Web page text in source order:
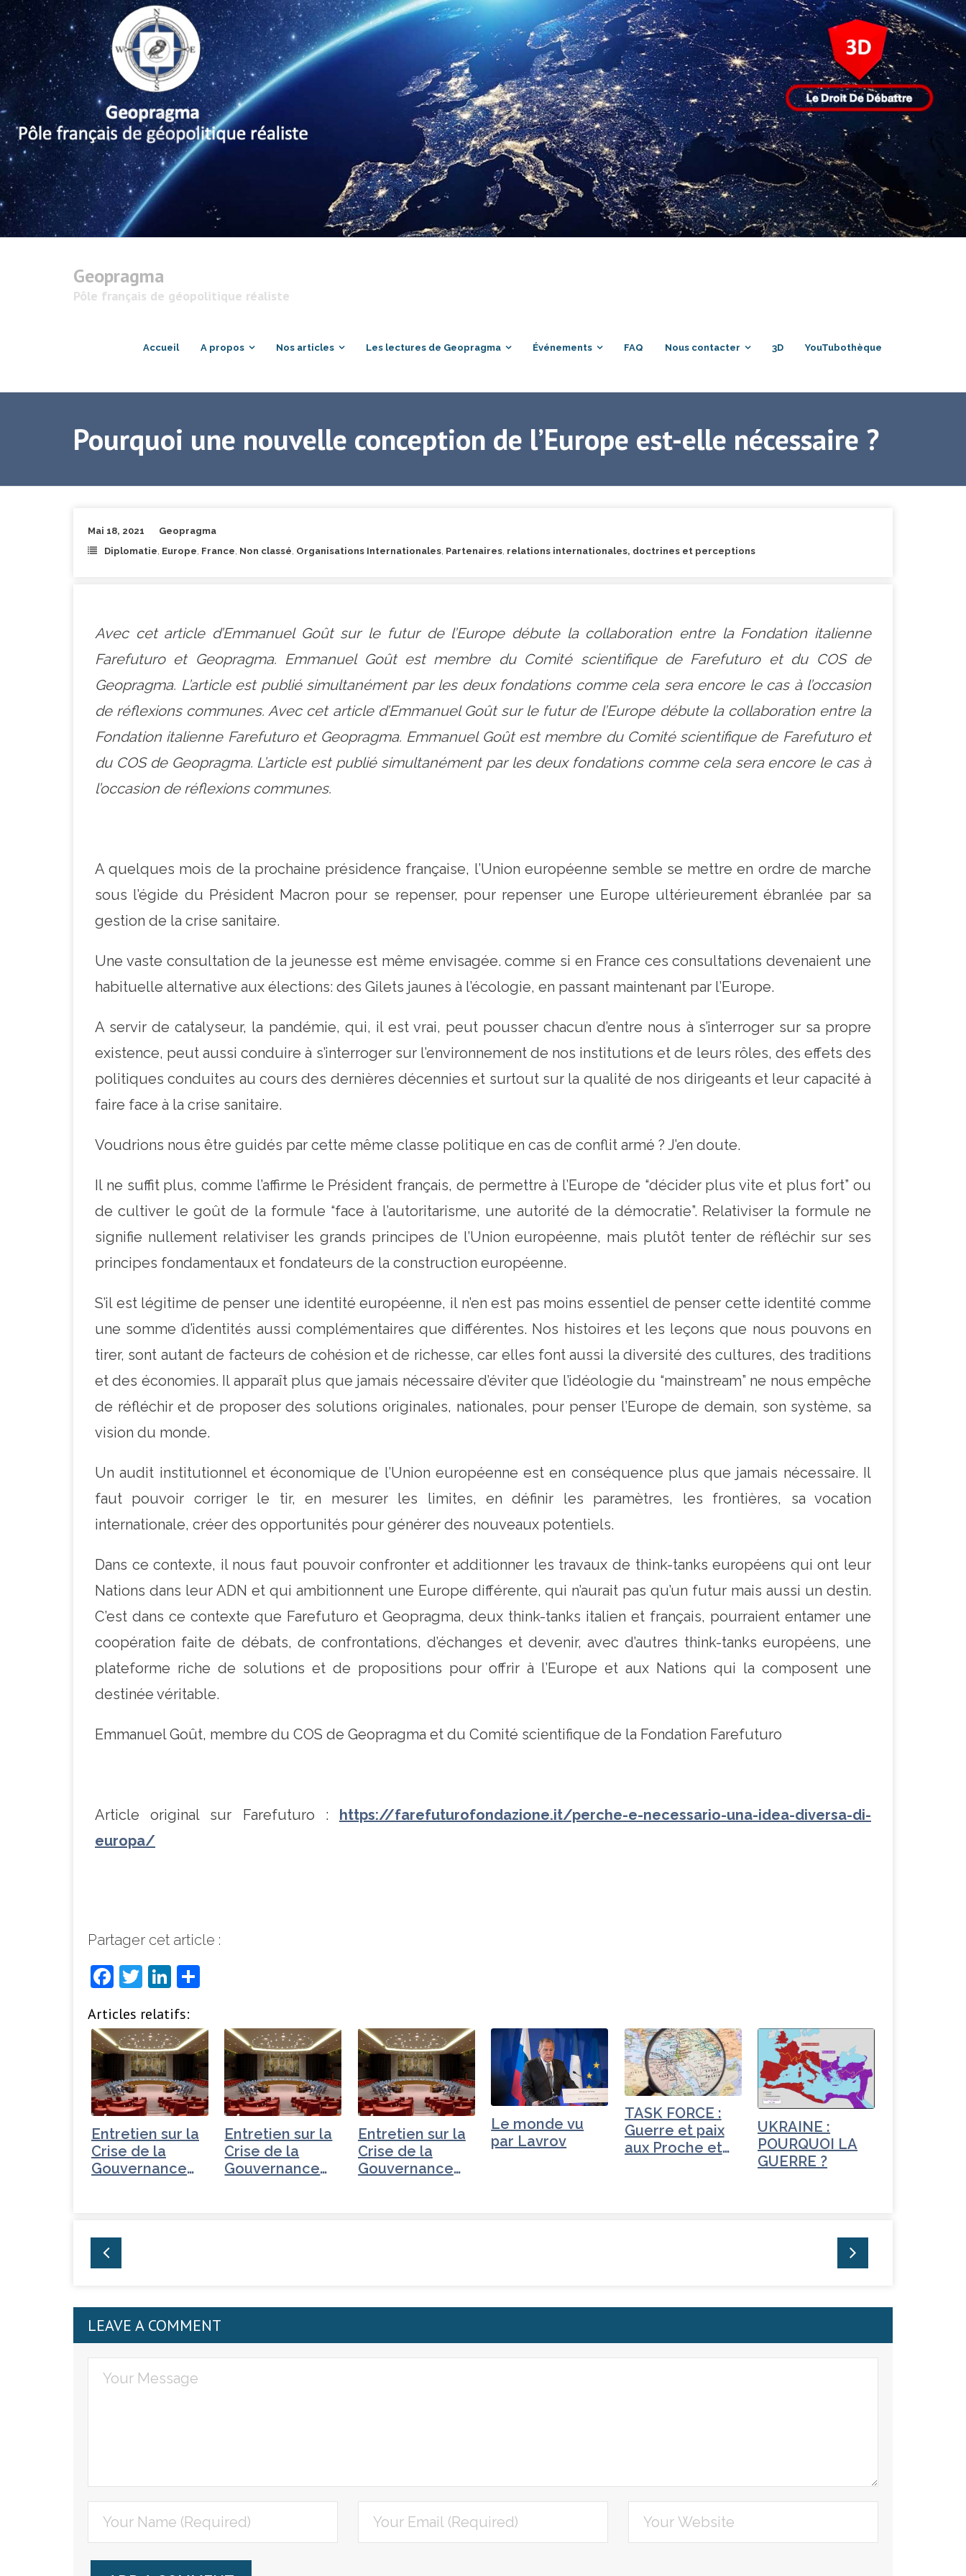
Geopragma
Pôle français de géopolitique réaliste
Accueil A propos Nos articles Les lectures de Geopragma Événements FAQ Nous contacter 3D YouTubothèque
Pourquoi une nouvelle conception de l’Europe est-elle nécessaire ?
Mai 18, 2021
Geopragma
Diplomatie Europe France Non classé Organisations Internationales Partenaires relations internationales, doctrines et perceptions
Avec cet article d’Emmanuel Goût sur le futur de l’Europe débute la collaboration entre la Fondation italienne
Farefuturo et Geopragma. Emmanuel Goût est membre du Comité scientifique de Farefuturo et du COS de
Geopragma. L’article est publié simultanément par les deux fondations comme cela sera encore le cas à l’occasion
de réflexions communes. Avec cet article d’Emmanuel Goût sur le futur de l’Europe débute la collaboration entre la
Fondation italienne Farefuturo et Geopragma. Emmanuel Goût est membre du Comité scientifique de Farefuturo et
du COS de Geopragma. L’article est publié simultanément par les deux fondations comme cela sera encore le cas à
l’occasion de réflexions communes.
A quelques mois de la prochaine présidence française, l’Union européenne semble se mettre en ordre de marche
sous l’égide du Président Macron pour se repenser, pour repenser une Europe ultérieurement ébranlée par sa
gestion de la crise sanitaire.
Une vaste consultation de la jeunesse est même envisagée. comme si en France ces consultations devenaient une
habituelle alternative aux élections: des Gilets jaunes à l’écologie, en passant maintenant par l’Europe.
A servir de catalyseur, la pandémie, qui, il est vrai, peut pousser chacun d’entre nous à s’interroger sur sa propre
existence, peut aussi conduire à s’interroger sur l’environnement de nos institutions et de leurs rôles, des effets des
politiques conduites au cours des dernières décennies et surtout sur la qualité de nos dirigeants et leur capacité à
faire face à la crise sanitaire.
Voudrions nous être guidés par cette même classe politique en cas de conflit armé ? J’en doute.
Il ne suffit plus, comme l’affirme le Président français, de permettre à l’Europe de “décider plus vite et plus fort” ou
de cultiver le goût de la formule “face à l’autoritarisme, une autorité de la démocratie”. Relativiser la formule ne
signifie nullement relativiser les grands principes de l’Union européenne, mais plutôt tenter de réfléchir sur ses
principes fondamentaux et fondateurs de la construction européenne.
S’il est légitime de penser une identité européenne, il n’en est pas moins essentiel de penser cette identité comme
une somme d’identités aussi complémentaires que différentes. Nos histoires et les leçons que nous pouvons en
tirer, sont autant de facteurs de cohésion et de richesse, car elles font aussi la diversité des cultures, des traditions
et des économies. Il apparaît plus que jamais nécessaire d’éviter que l’idéologie du “mainstream” ne nous empêche
de réfléchir et de proposer des solutions originales, nationales, pour penser l’Europe de demain, son système, sa
vision du monde.
Un audit institutionnel et économique de l’Union européenne est en conséquence plus que jamais nécessaire. Il
faut pouvoir corriger le tir, en mesurer les limites, en définir les paramètres, les frontières, sa vocation
internationale, créer des opportunités pour générer des nouveaux potentiels.
Dans ce contexte, il nous faut pouvoir confronter et additionner les travaux de think-tanks européens qui ont leur
Nations dans leur ADN et qui ambitionnent une Europe différente, qui n’aurait pas qu’un futur mais aussi un destin.
C’est dans ce contexte que Farefuturo et Geopragma, deux think-tanks italien et français, pourraient entamer une
coopération faite de débats, de confrontations, d’échanges et devenir, avec d’autres think-tanks européens, une
plateforme riche de solutions et de propositions pour offrir à l’Europe et aux Nations qui la composent une
destinée véritable.
Emmanuel Goût, membre du COS de Geopragma et du Comité scientifique de la Fondation Farefuturo
Article original sur Farefuturo : https://farefuturofondazione.it/perche-e-necessario-una-idea-diversa-di-
europa/
Partager cet article :
F
c
e
b
o
o
k
T
it
t
e
r
Li
k
e
dI
n
ta
g
e
r
Articles relatifs:
Entretien sur la
Crise de la
Gouvernance
Entretien sur la
Crise de la
Gouvernance
Entretien sur la
Crise de la
Gouvernance
Le monde vu
par Lavrov
TASK FORCE :
Guerre et paix
aux Proche et
UKRAINE :
POURQUOI LA
GUERRE ?
LEAVE A COMMENT